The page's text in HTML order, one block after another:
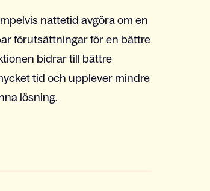
nattetid avgöra om en
förutsättningar för en bättre
bidrar till bättre
tid och upplever mindre
lösning.